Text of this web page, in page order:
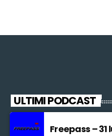
ULTIMI PODCAST
Freepass – 31